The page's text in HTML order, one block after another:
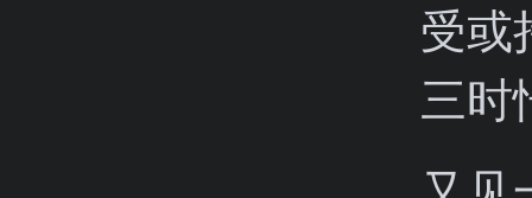
受或
三时